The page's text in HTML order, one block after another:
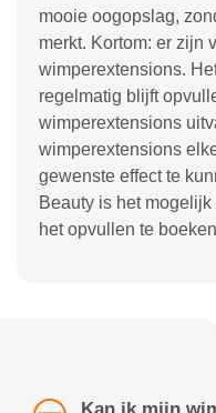
mooie oogopslag,
merkt. Kortom: er zijn
wimperextensions.
regelmatig blijft
wimperextensions
wimperextensions
gewenste effect te
Beauty is het
het opvullen te